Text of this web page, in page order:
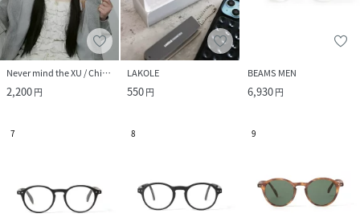
Never mind the XU / Chikashitsu+
2,200円
LAKOLE
550円
BEAMS MEN
6,930円
7 8 9